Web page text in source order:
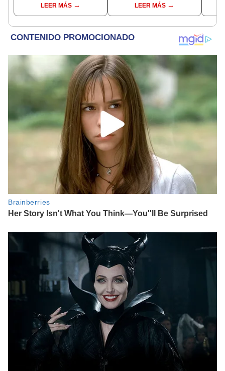
Serenazgo recuperó el
dinero
LEER MÁS
Indecopi multó a la
empresa con más de S/
LEER MÁS